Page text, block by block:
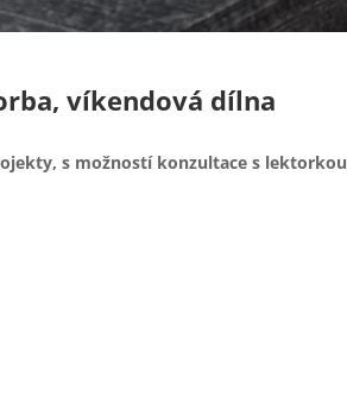
víkendová dílna
s možností konzultace s lektorkou